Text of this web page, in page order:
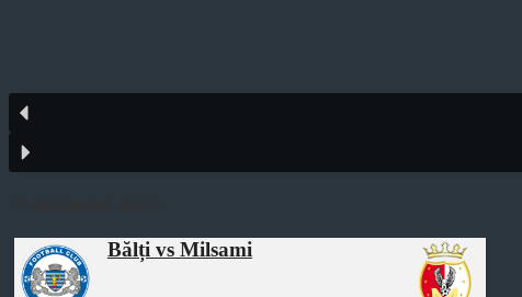
Bălți vs Milsami